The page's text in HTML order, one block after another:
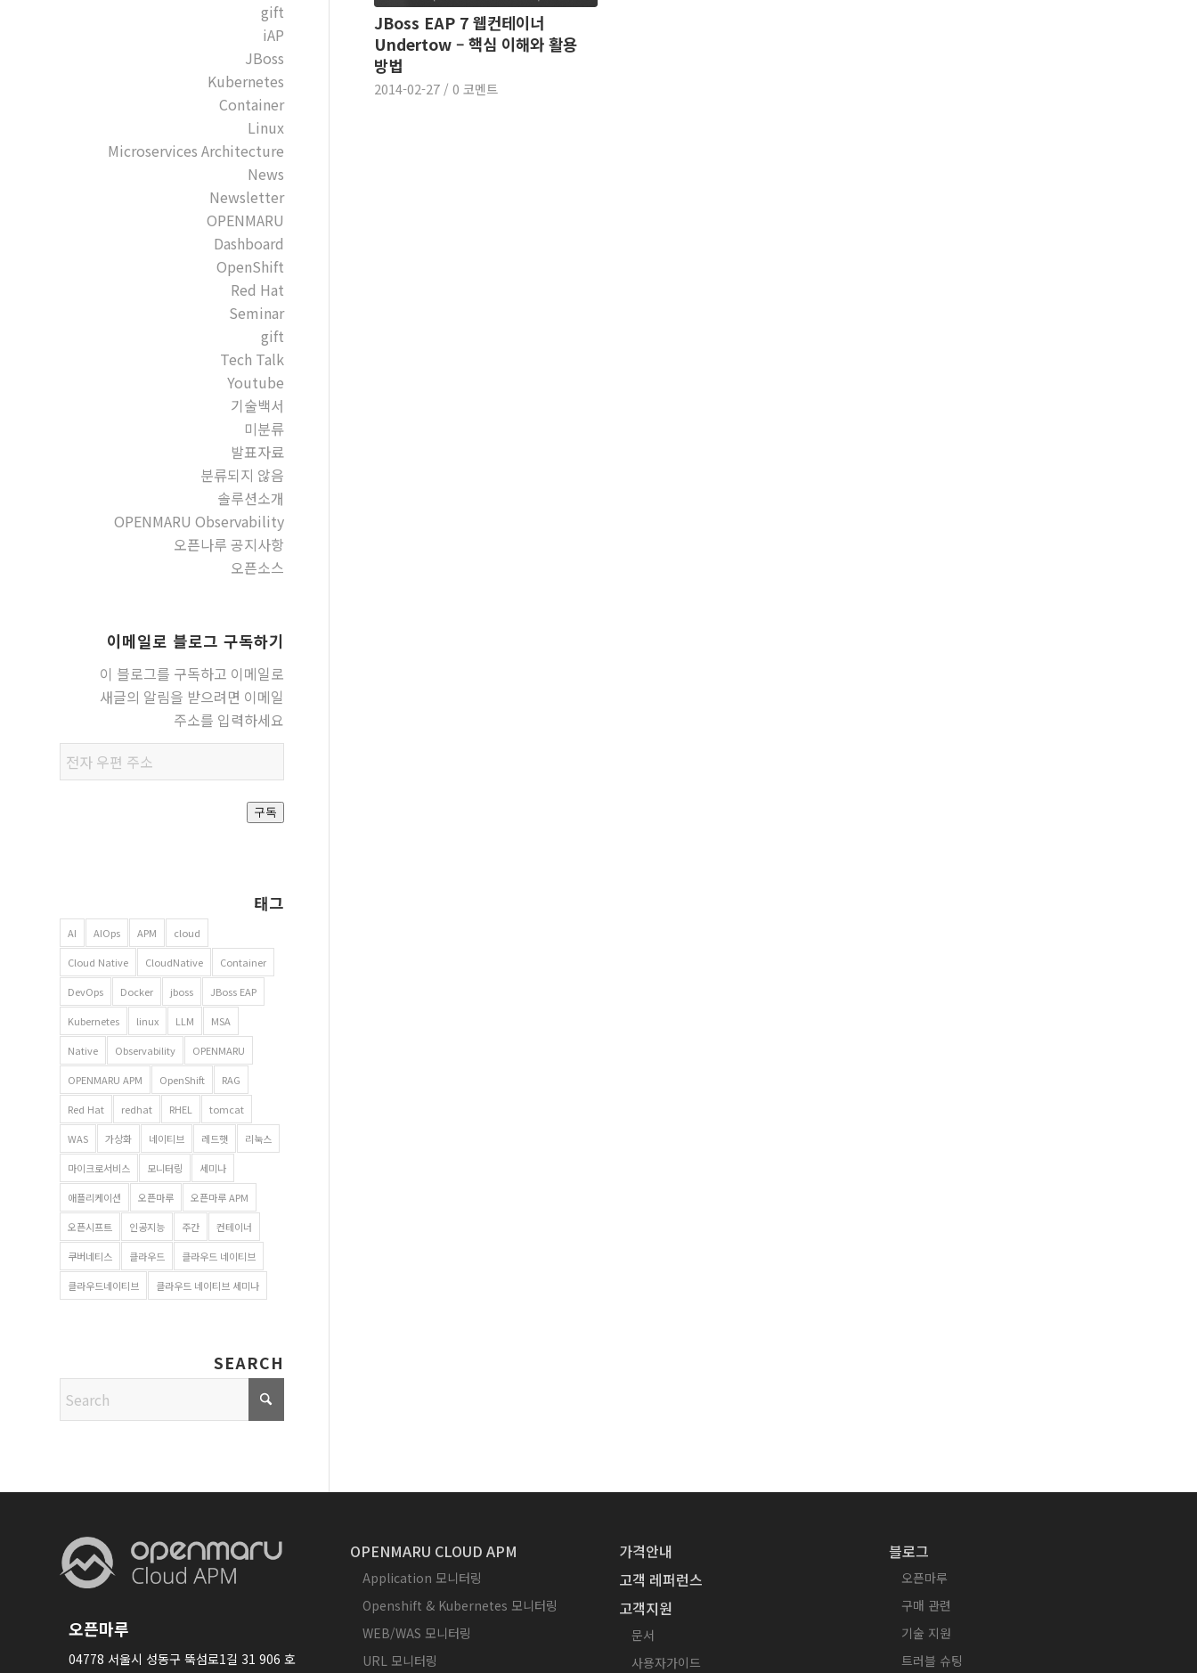
JBoss EAP 7 웹컨테이너
Undertow – 핵심 이해와 활용
방법
2014-02-27 / 0 코멘트
gift
iAP
JBoss
Kubernetes
Container
Linux
Microservices Architecture
News
Newsletter
OPENMARU
Dashboard
OpenShift
Red Hat
Seminar
gift
Tech Talk
Youtube
기술백서
미분류
발표자료
분류되지 않음
솔루션소개
OPENMARU Observability
오픈나루 공지사항
오픈소스
이메일로 블로그 구독하기
이 블로그를 구독하고 이메일로
새글의 알림을 받으려면 이메일
주소를 입력하세요
우편
주소
구독
태그
AI AIOps APM cloud
Cloud Native CloudNative Container
DevOps Docker jboss JBoss EAP
Kubernetes linux LLM MSA
Native Observability OPENMARU
OPENMARU APM OpenShift RAG
Red Hat redhat RHEL tomcat
WAS 가상화 네이티브 레드햇 리눅스
마이크로서비스 모니터링 세미나
애플리케이션 오픈마루 오픈마루 APM
오픈시프트 인공지능 주간 컨테이너
쿠버네티스 클라우드 클라우드 네이티브
클라우드네이티브 클라우드 네이티브 세미나
SEARCH
오픈마루
04778 서울시 성동구 뚝섬로1길 31 906 호
OPENMARU CLOUD APM
Application 모니터링
Openshift & Kubernetes 모니터링
WEB/WAS 모니터링
URL 모니터링
가격안내
고객 레퍼런스
고객지원
문서
사용자가이드
블로그
오픈마루
구매 관련
기술 지원
트러블 슈팅